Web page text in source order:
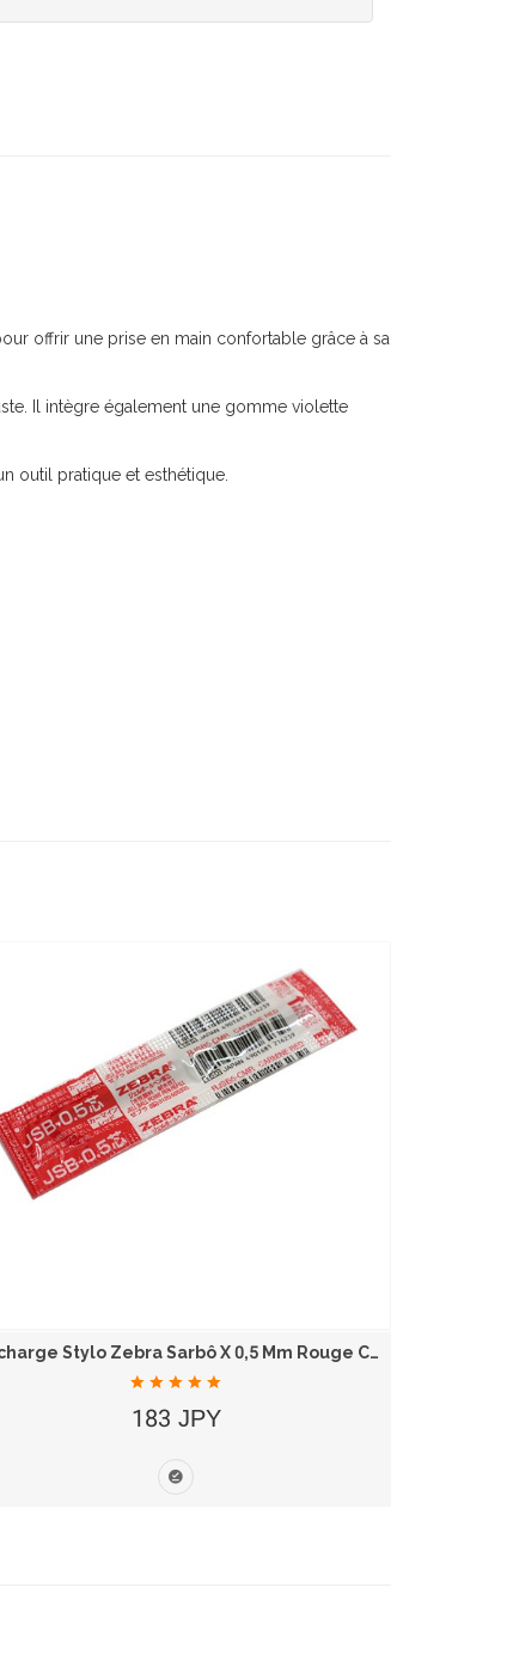
offrir une prise en main confortable grâce à sa
Il intègre également une gomme violette
outil pratique et esthétique.
Recharge Stylo Zebra Sarbô X 0,5 Mm Rouge Carmin
183 JPY